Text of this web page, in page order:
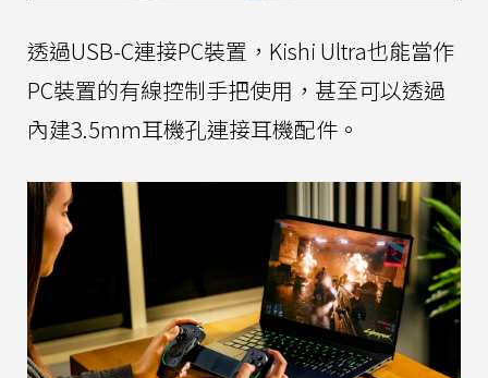
透過USB-C連接PC裝置，Kishi Ultra也能當作
PC裝置的有線控制手把使用，甚至可以透過
內建3.5mm耳機孔連接耳機配件。